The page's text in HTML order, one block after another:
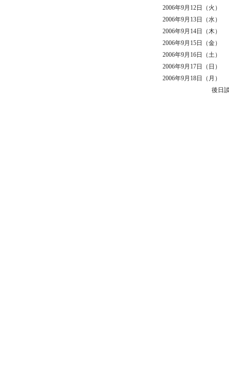
2006年9月12日（火）
2006年9月13日（水）
2006年9月14日（木）
2006年9月15日（金）
2006年9月16日（土）
2006年9月17日（日）
2006年9月18日（月）
後日